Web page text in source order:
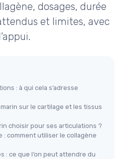
dosages, durée
et limites, avec
: à qui cela s’adresse
sur le cartilage et les tissus
choisir pour ses articulations ?
: comment utiliser le collagène
: ce que l’on peut attendre du